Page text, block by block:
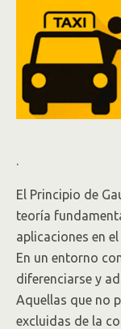
El Principio de
teoría
aplicaciones en
En un entorno
diferenciarse y
Aquellas que no
excluidas de la